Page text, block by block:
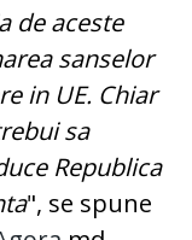
de aceste
sanselor
in UE. Chiar
sa
Republica
", se spune